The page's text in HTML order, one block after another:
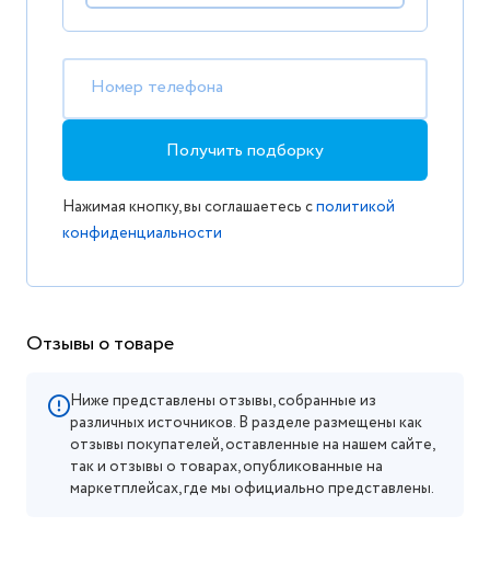
Номер телефона
Получить подборку
Нажимая кнопку, вы соглашаетесь сполитикой
конфиденциальности
Отзывы о товаре
Ниже представлены отзывы, собранные из
различных источников. В разделе размещены как
отзывы покупателей, оставленные на нашем сайте,
так и отзывы о товарах, опубликованные на
маркетплейсах, где мы официально представлены.